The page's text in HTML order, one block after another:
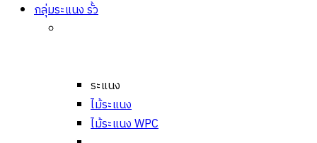
กลุ่มระแนง รั้ว
ระแนง
ไม้ระแนง
ไม้ระแนง WPC